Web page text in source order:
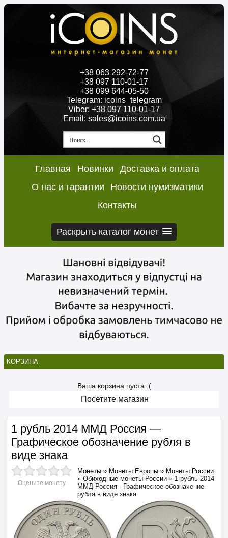
+38 063 292-72-77
+38 097 110-01-17
+38 099 644-05-50
Telegram: icoins_telegram
Viber: +38 097 110-01-17
Email: sales@icoins.com.ua
Главная Новинки
Доставка и оплата
О нас и гарантии
Новости нумизматики
Контакты
Раскрыть каталог монет
КОРЗИНА
Ваша корзина пуста :(
Посетите магазин
1 рубль 2014 ММД Россия —
Графическое обозначение рубля в
виде знака
Оцените монету
Монеты » Монеты Европы » Монеты России
» Обиходные монеты России » 1 рубль 2014
ММД Россия - Графическое обозначение
рубля в виде знака